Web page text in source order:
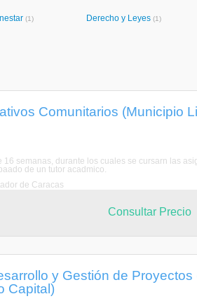
(1) Derecho y Leyes (1)
Comunitarios (Municipio
semanas, durante los cuales se cursarn las
de un tutor acadmico.
de Caracas
Consultar Precio
y Gestión de Proyectos
Capital)